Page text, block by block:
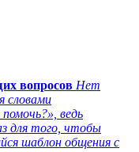
вопросов Нет
словами
ведь
для того, чтобы
шаблон общения с